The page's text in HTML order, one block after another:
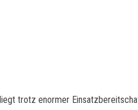
trotz enormer